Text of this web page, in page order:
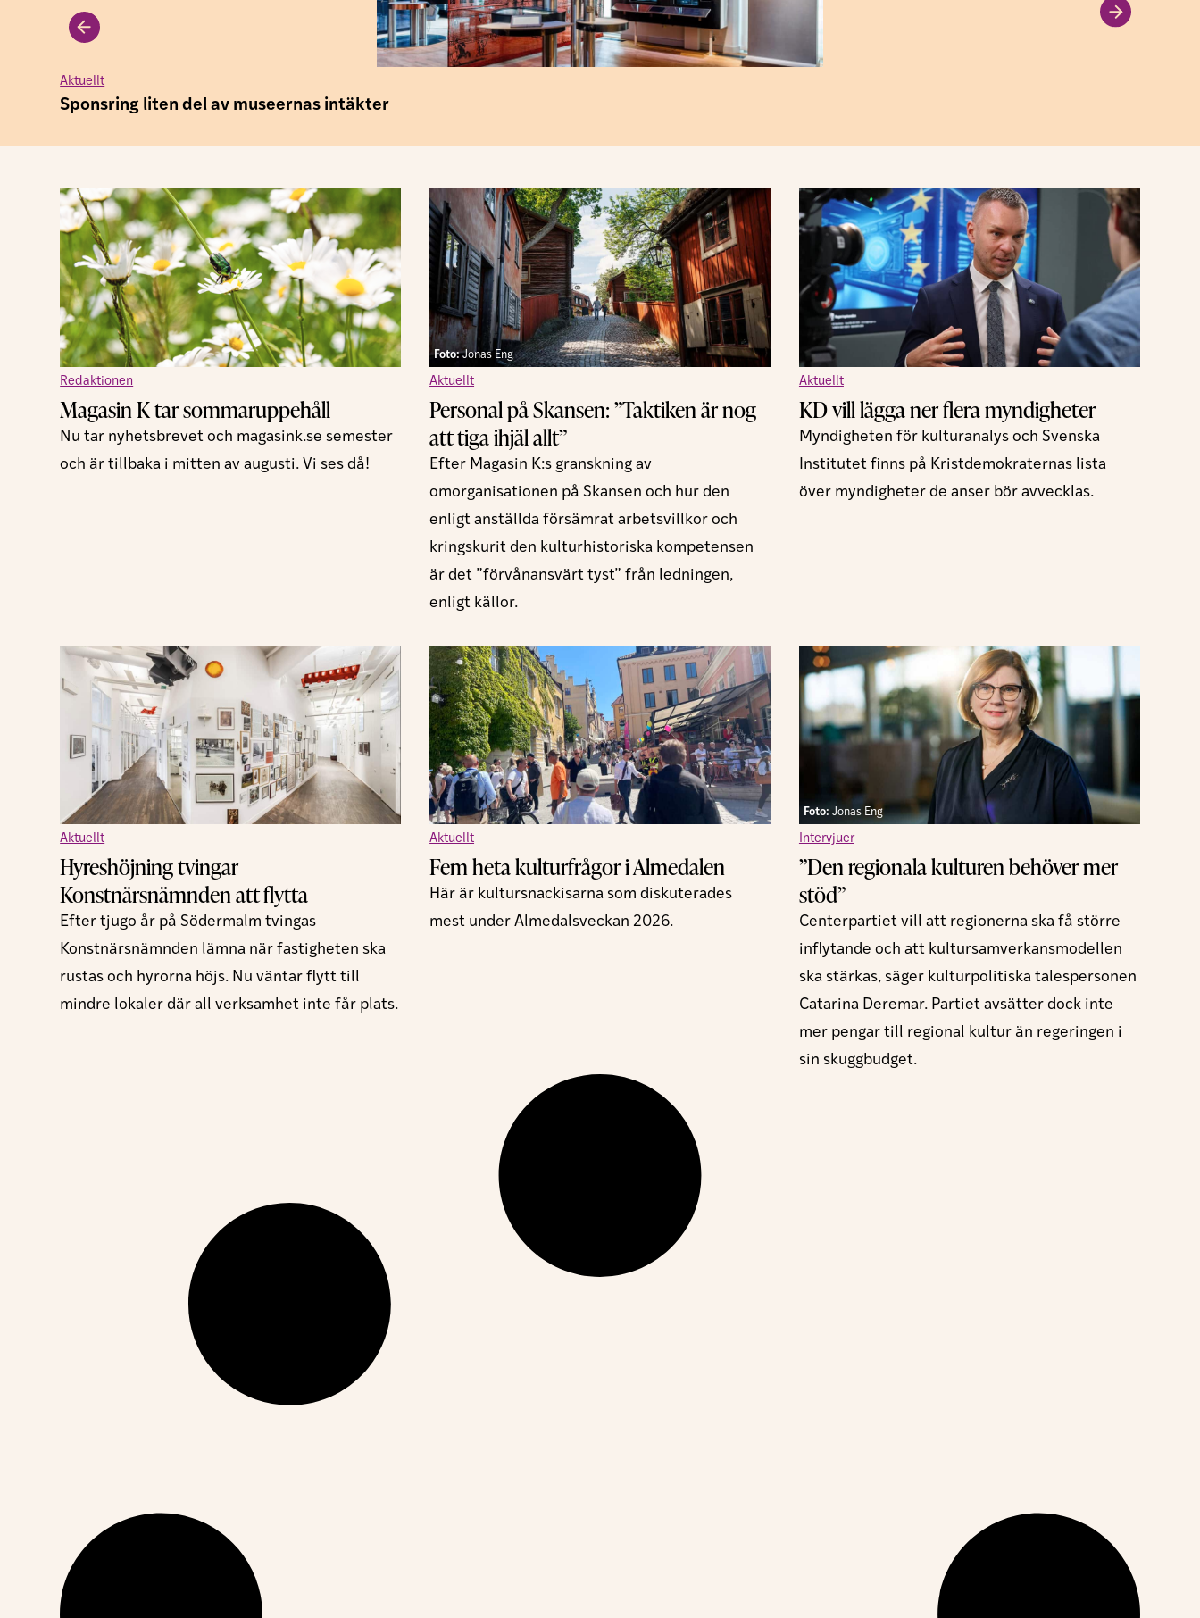
Aktuellt
Sponsring liten del av museernas intäkter
Redaktionen
Magasin K tar sommaruppehåll
Nu tar nyhetsbrevet och magasink.se semester
och är tillbaka i mitten av augusti. Vi ses då!
Foto:Jonas Eng
Aktuellt
Personal på Skansen: ”Taktiken är nog
att tiga ihjäl allt”
Efter Magasin K:s granskning av
omorganisationen på Skansen och hur den
enligt anställda försämrat arbetsvillkor och
kringskurit den kulturhistoriska kompetensen
är det ”förvånansvärt tyst” från ledningen,
enligt källor.
Aktuellt
KD vill lägga ner flera myndigheter
Myndigheten för kulturanalys och Svenska
Institutet finns på Kristdemokraternas lista
över myndigheter de anser bör avvecklas.
Aktuellt
Hyreshöjning tvingar
Konstnärsnämnden att flytta
Efter tjugo år på Södermalm tvingas
Konstnärsnämnden lämna när fastigheten ska
rustas och hyrorna höjs. Nu väntar flytt till
mindre lokaler där all verksamhet inte får plats.
Aktuellt
Fem heta kulturfrågor i Almedalen
Här är kultursnackisarna som diskuterades
mest under Almedalsveckan 2026.
Foto: Jonas Eng
Intervjuer
”Den regionala kulturen behöver mer
stöd”
Centerpartiet vill att regionerna ska få större
inflytande och att kultursamverkansmodellen
ska stärkas, säger kulturpolitiska talespersonen
Catarina Deremar. Partiet avsätter dock inte
mer pengar till regional kultur än regeringen i
sin skuggbudget.